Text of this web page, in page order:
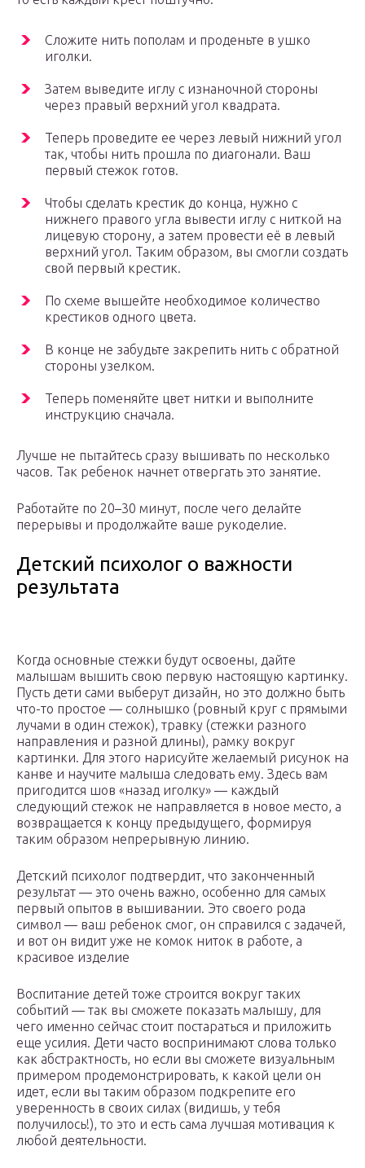
Сложите нить пополам и проденьте в ушко
иголки.
Затем выведите иглу с изнаночной стороны
через правый верхний угол квадрата.
Теперь проведите ее через левый нижний угол
так, чтобы нить прошла по диагонали. Ваш
первый стежок готов.
Чтобы сделать крестик до конца, нужно с
нижнего правого угла вывести иглу с ниткой на
лицевую сторону, а затем провести её в левый
верхний угол. Таким образом, вы смогли создать
свой первый крестик.
По схеме вышейте необходимое количество
крестиков одного цвета.
В конце не забудьте закрепить нить с обратной
стороны узелком.
Теперь поменяйте цвет нитки и выполните
инструкцию сначала.
Лучше не пытайтесь сразу вышивать по несколько
часов. Так ребенок начнет отвергать это занятие.
Работайте по 20–30 минут, после чего делайте
перерывы и продолжайте ваше рукоделие.
Детский психолог о важности
результата
Когда основные стежки будут освоены, дайте
малышам вышить свою первую настоящую картинку.
Пусть дети сами выберут дизайн, но это должно быть
что-то простое — солнышко (ровный круг с прямыми
лучами в один стежок), травку (стежки разного
направления и разной длины), рамку вокруг
картинки. Для этого нарисуйте желаемый рисунок на
канве и научите малыша следовать ему. Здесь вам
пригодится шов «назад иголку» — каждый
следующий стежок не направляется в новое место, а
возвращается к концу предыдущего, формируя
таким образом непрерывную линию.
Детский психолог подтвердит, что законченный
результат — это очень важно, особенно для самых
первый опытов в вышивании. Это своего рода
символ — ваш ребенок смог, он справился с задачей,
и вот он видит уже не комок ниток в работе, а
красивое изделие
Воспитание детей тоже строится вокруг таких
событий — так вы сможете показать малышу, для
чего именно сейчас стоит постараться и приложить
еще усилия. Дети часто воспринимают слова только
как абстрактность, но если вы сможете визуальным
примером продемонстрировать, к какой цели он
идет, если вы таким образом подкрепите его
уверенность в своих силах (видишь, у тебя
получилось!), то это и есть сама лучшая мотивация к
любой деятельности.